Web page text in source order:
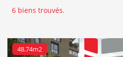
6 biens trouvés.
48.74m2